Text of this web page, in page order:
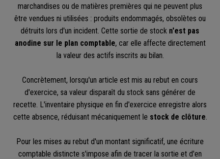
marchandises ou de matières premières qui ne peuvent plus
être vendues ni utilisées : produits endommagés, obsolètes ou
détruits lors d'un incident. Cette sortie de stock n'est pas
anodine sur le plan comptable, car elle affecte directement
la valeur des actifs inscrits au bilan.
Concrètement, lorsqu'un article est mis au rebut en cours
d'exercice, sa valeur disparaît du stock sans générer de
recette. L'inventaire physique en fin d'exercice enregistre alors
cette absence, réduisant mécaniquement le stock de clôture
Pour les mises au rebut d'un montant significatif, une écriture
comptable distincte s'impose afin de tracer la sortie et d'en